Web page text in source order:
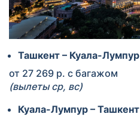
Ташкент – Куала-Лумпур
от 27 269 р. с багажом
(вылеты ср, вс)
Куала-Лумпур – Ташкент